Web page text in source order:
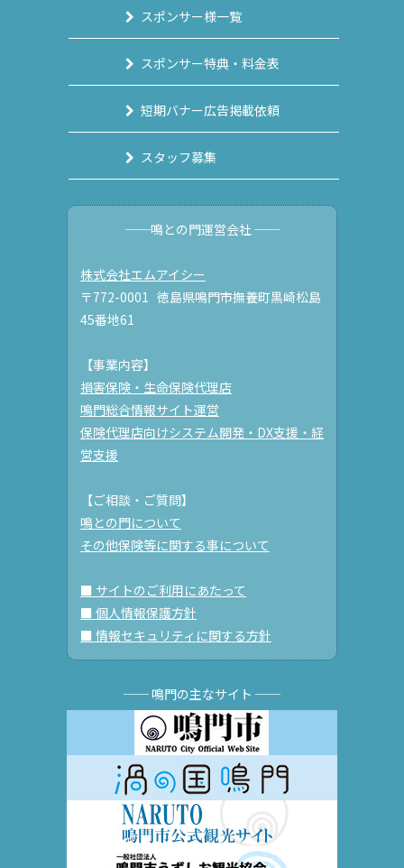
スポンサー様一覧
スポンサー特典・料金表
短期バナー広告掲載依頼
スタッフ募集
──鳴との門運営会社 ──
株式会社エムアイシー
〒772-0001 徳島県鳴門市撫養町黒崎松島
45番地61
【事業内容】
損害保険・生命保険代理店
鳴門総合情報サイト運営
保険代理店向けシステム開発・DX支援・経
営支援
【ご相談・ご質問】
鳴との門について
その他保険等に関する事について
■ サイトのご利用にあたって
■ 個人情報保護方針
■ 情報セキュリティに関する方針
── 鳴門の主なサイト ──